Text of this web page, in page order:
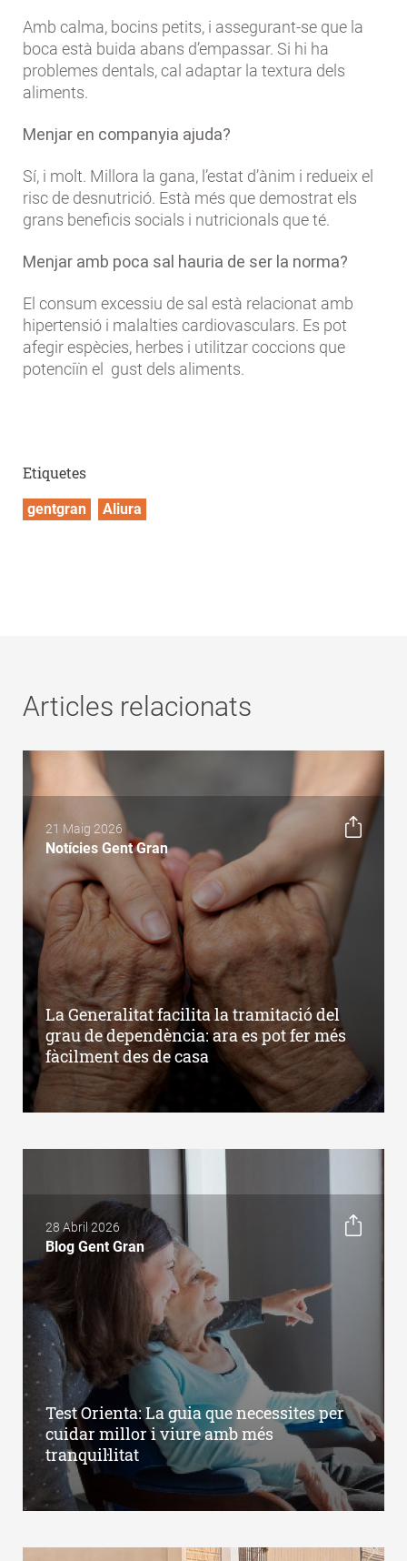
Amb calma, bocins petits, i assegurant-se que la
boca està buida abans d’empassar. Si hi ha
problemes dentals, cal adaptar la textura dels
aliments.
Menjar en companyia ajuda?
Sí, i molt. Millora la gana, l’estat d’ànim i redueix el
risc de desnutrició. Està més que demostrat els
grans beneficis socials i nutricionals que té.
Menjar amb poca sal hauria de ser la norma?
El consum excessiu de sal està relacionat amb
hipertensió i malalties cardiovasculars. Es pot
afegir espècies, herbes i utilitzar coccions que
potenciïn el gust dels aliments.
Etiquetes
gentgran Aliura
Articles relacionats
21 Maig 2026
Notícies Gent Gran
La Generalitat facilita la tramitació del
grau de dependència: ara es pot fer més
fàcilment des de casa
28 Abril 2026
Blog Gent Gran
Test Orienta: La guia que necessites per
cuidar millor i viure amb més
tranquil·litat